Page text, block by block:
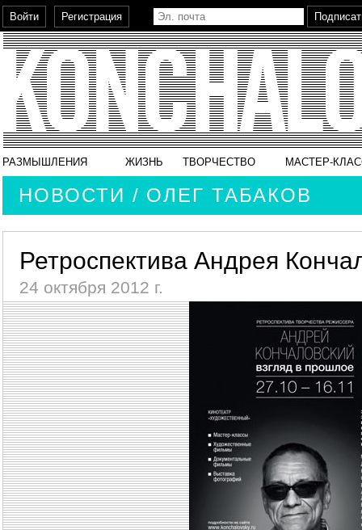
РАЗМЫШЛЕНИЯ ЖИЗНЬ ТВОРЧЕСТВО МАСТЕР-
НОВОСТИ / ОЛЕГ ТАБАКОВ
Ретроспектива Андрея
24 октября 2012 г.